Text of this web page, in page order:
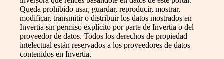
Queda prohibido usar, guardar, reproducir, mostrar,
modificar, transmitir o distribuir los datos mostrados en
Invertia sin permiso explícito por parte de Invertia o del
proveedor de datos. Todos los derechos de propiedad
intelectual están reservados a los proveedores de datos
contenidos en Invertia.